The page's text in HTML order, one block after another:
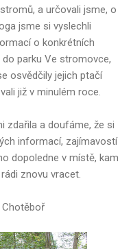
a určovali jsme, o
jsme si vyslechli
o konkrétních
parku Ve stromovce,
osvědčily jejich ptačí
již v minulém roce.
zdařila a doufáme, že si
informací, zajímavostí
dopoledne v místě, kam
znovu vracet.
Chotěboř